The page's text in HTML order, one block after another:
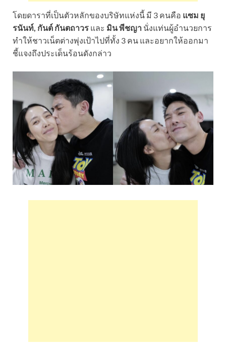
โดยดาราที่เป็นตัวหลักของบริษัทแห่งนี้ มี 3 คนคือ แซม ยุ
รนันท์, กันต์ กันตถาวร และ มิน พีชญา นั่งแท่นผู้อำนวยการ
ทำให้ชาวเน็ตต่างพุ่งเป้าไปที่ทั้ง 3 คน และอยากให้ออกมา
ชี้แจงถึงประเด็นร้อนดังกล่าว